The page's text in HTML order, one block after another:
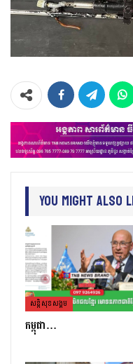
You Might Also
សន្តិសុខសង្គម
កម្ពុជា…